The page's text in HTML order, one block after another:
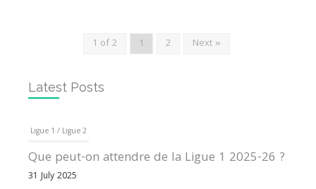
1 of 2 1 2 Next »
Latest Posts
Ligue 1 / Ligue 2
Que peut-on attendre de la Ligue 1 2025-26 ?
31 July 2025